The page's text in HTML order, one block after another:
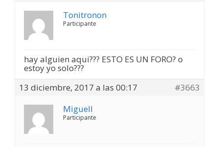
Tonitronon
Participante
hay alguien aqui??? ESTO ES UN FORO? o
estoy yo solo???
13 diciembre, 2017 a las 00:17
#3663
Miguell
Participante